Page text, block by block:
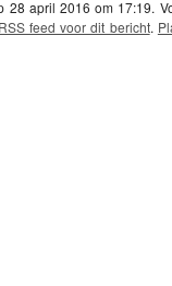
28 april 2016 om 17:19.
RSS feed voor dit bericht.